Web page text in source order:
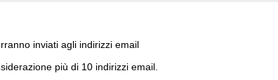
inviati agli indirizzi email
più di 10 indirizzi email.